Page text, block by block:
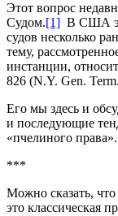
Этот вопрос
Судом.[1] В США
судов несколько
тему,
инстанции,
826 (N.Y. Gen.
Его мы здесь и
и последующие
«пчелиного права».
***
Можно сказать,
это классическая